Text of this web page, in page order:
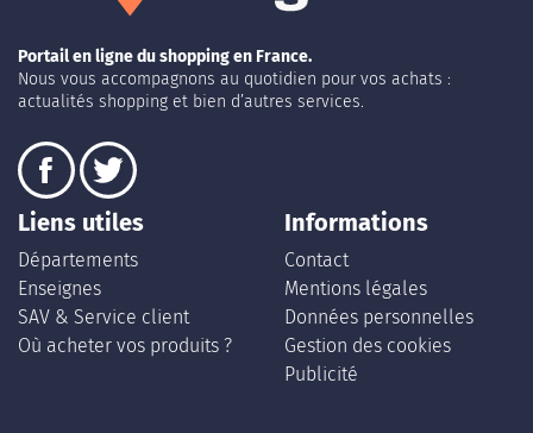
Portail en ligne du shopping en France.
Nous vous accompagnons au quotidien pour vos achats :
actualités shopping et bien d’autres services.
Liens utiles
Départements
Enseignes
SAV & Service client
Où acheter vos produits ?
Informations
Contact
Mentions légales
Données personnelles
Gestion des cookies
Publicité